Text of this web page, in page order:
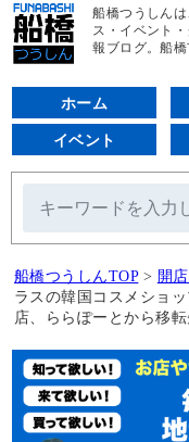
船橋つうしん
ス・イベント
報ブログ。船
ホーム
イベント
船橋つうしんTOP > 開
ラスの韓国コスメショ
店、ららぽーとから移